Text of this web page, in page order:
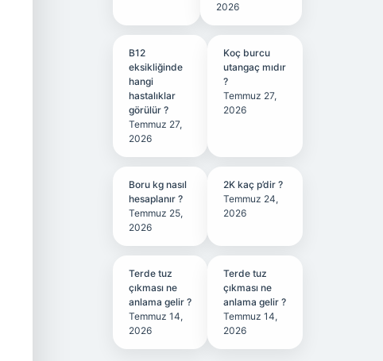
2026
B12
eksikliğinde
hangi
hastalıklar
görülür ?
Temmuz 27,
2026
Koç burcu
utangaç mıdır
?
Temmuz 27,
2026
Boru kg nasıl
hesaplanır ?
Temmuz 25,
2026
2K kaç p’dir ?
Temmuz 24,
2026
Terde tuz
çıkması ne
anlama gelir ?
Temmuz 14,
2026
Terde tuz
çıkması ne
anlama gelir ?
Temmuz 14,
2026